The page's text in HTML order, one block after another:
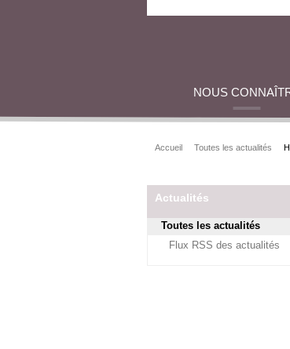
NOUS
Accueil Toutes les actualités
Actualités
Toutes les actualités
Flux RSS des actualités